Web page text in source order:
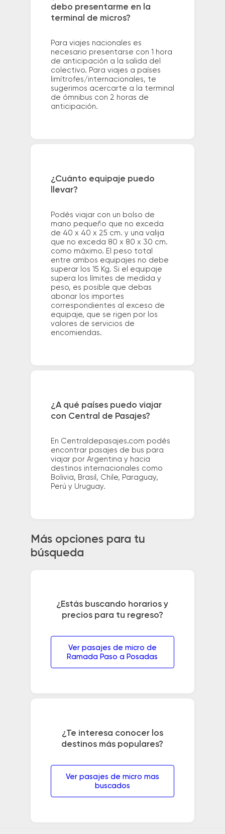
debo presentarme en la
terminal de micros?
Para viajes nacionales es
necesario presentarse con 1 hora
de anticipación a la salida del
colectivo. Para viajes a países
limítrofes/internacionales, te
sugerimos acercarte a la terminal
de ómnibus con 2 horas de
anticipación.
¿Cuánto equipaje puedo
llevar?
Podés viajar con un bolso de
mano pequeño que no exceda
de 40 x 40 x 25 cm. y una valija
que no exceda 80 x 80 x 30 cm.
como máximo. El peso total
entre ambos equipajes no debe
superar los 15 Kg. Si el equipaje
supera los límites de medida y
peso, es posible que debas
abonar los importes
correspondientes al exceso de
equipaje, que se rigen por los
valores de servicios de
encomiendas.
¿A qué países puedo viajar
con Central de Pasajes?
En Centraldepasajes.com podés
encontrar pasajes de bus para
viajar por Argentina y hacia
destinos internacionales como
Bolivia, Brasil, Chile, Paraguay,
Perú y Uruguay.
Más opciones para tu
búsqueda
¿Estás buscando horarios y
precios para tu regreso?
Ver pasajes de micro de
Ramada Paso a Posadas
¿Te interesa conocer los
destinos más populares?
Ver pasajes de micro mas
buscados